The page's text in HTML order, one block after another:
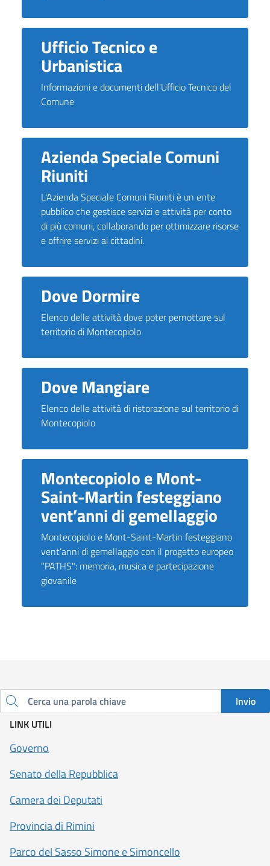
Ufficio Tecnico e
Urbanistica
Informazioni e documenti dell'Ufficio Tecnico del
Comune
Azienda Speciale Comuni
Riuniti
L'Azienda Speciale Comuni Riuniti è un ente
pubblico che gestisce servizi e attività per conto
di più comuni, collaborando per ottimizzare risorse
e offrire servizi ai cittadini.
Dove Dormire
Elenco delle attività dove poter pernottare sul
territorio di Montecopiolo
Dove Mangiare
Elenco delle attività di ristorazione sul territorio di
Montecopiolo
Montecopiolo e Mont-
Saint-Martin festeggiano
vent’anni di gemellaggio
Montecopiolo e Mont-Saint-Martin festeggiano
vent’anni di gemellaggio con il progetto europeo
"PATHS": memoria, musica e partecipazione
giovanile
Cerca una parola chiave
Invio
LINK UTILI
Governo
Senato della Repubblica
Camera dei Deputati
Provincia di Rimini
Parco del Sasso Simone e Simoncello